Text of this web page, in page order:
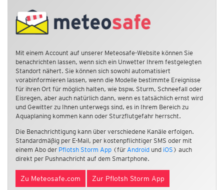
Mit einem Account auf unserer Meteosafe-Website können Sie
benachrichten lassen, wenn sich ein Unwetter Ihrem festgelegten
Standort nähert. Sie können sich sowohl automatisiert
vorabinformieren lassen, wenn die Modelle bestimmte Ereignisse
für ihren Ort für möglich halten, wie bspw. Sturm, Schneefall oder
Eisregen, aber auch natürlich dann, wenn es tatsächlich ernst wird
und Gewitter zu Ihnen unterwegs sind, es in Ihrem Bereich zu
Aquaplaning kommen kann oder Sturzflutgefahr herrscht.
Die Benachrichtigung kann über verschiedene Kanäle erfolgen.
Standardmäßig per E-Mail, per kostenpflichtiger SMS oder mit
einem Abo der Pflotsh Storm App (für Android und iOS ) auch
direkt per Pushnachricht auf dem Smartphone.
Zu Meteosafe.com Zur Pflotsh Storm App